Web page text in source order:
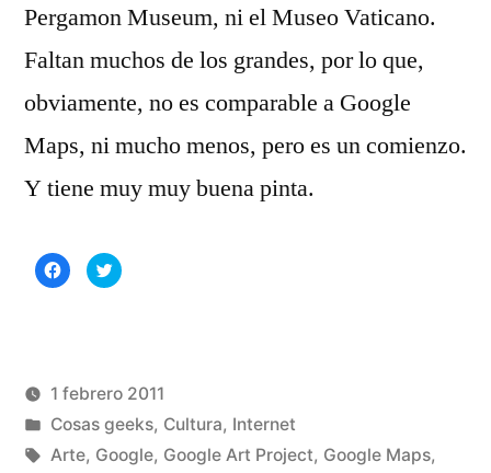
Pergamon Museum, ni el Museo Vaticano.
Faltan muchos de los grandes, por lo que,
obviamente, no es comparable a Google
Maps, ni mucho menos, pero es un comienzo.
Y tiene muy muy buena pinta.
Haz
clic
una
ventana
Haz
clic
una
ventana
Publicado
por
Manuel
Rivas
1 febrero 2011
Publicado
en
Cosas geeks, Cultura, Internet
Etiquetas:
Arte, Google, Google Art Project, Google Maps,